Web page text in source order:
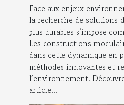
écologique ?
Face aux enjeux
la recherche de solutions
plus durables s’impose
Les constructions
dans cette dynamique en
méthodes innovantes et
l’environnement.
article...